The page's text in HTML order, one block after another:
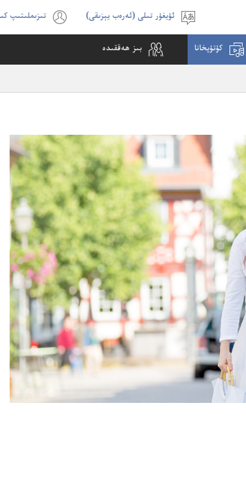
تىل
تاللاڭ
ئۇيغۇر تىلى ‏(‏ئەرەب يېزىقى‏)‏‏‏‏ تىزىملىتىپ
كۇ‌تۇ‌پخانا بىز ھە‌ققىدە